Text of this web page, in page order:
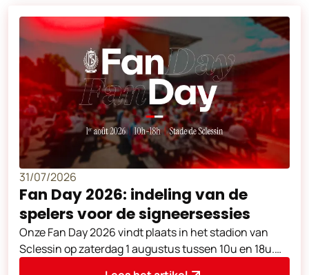
31/07/2026
Fan Day 2026: indeling van de
spelers voor de signeersessies
Onze Fan Day 2026 vindt plaats in het stadion van
Sclessin op zaterdag 1 augustus tussen 10u en 18u.